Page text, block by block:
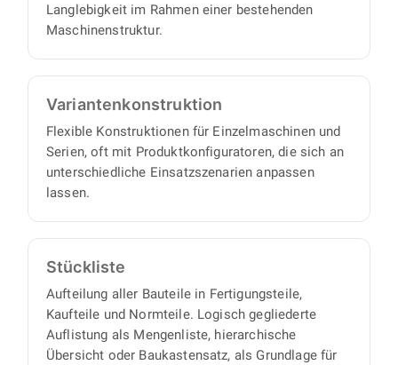
Langlebigkeit im Rahmen einer bestehenden
Maschinenstruktur.
Varianten­konstruktion
Flexible Konstruktionen für Einzelmaschinen und
Serien, oft mit Produktkonfiguratoren, die sich an
unterschiedliche Einsatzszenarien anpassen
lassen.
Stückliste
Aufteilung aller Bauteile in Fertigungsteile,
Kaufteile und Normteile. Logisch gegliederte
Auflistung als Mengenliste, hierarchische
Übersicht oder Baukastensatz, als Grundlage für